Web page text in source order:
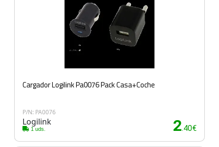
Cargador Logilink Pa0076 Pack Casa+Coche
P/N: PA0076
Logilink
1 uds. 2.40€